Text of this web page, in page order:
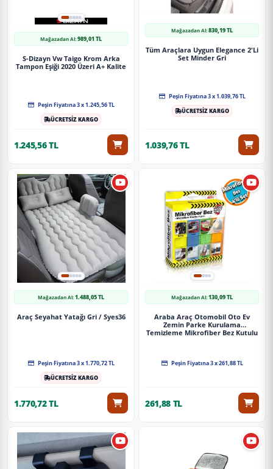
Mağazadan Al:989,01 TL
S-Dizayn Vw Taigo Krom Arka
Tampon Eşiği 2020 Üzeri A+ Kalite
Peşin Fiyatına 3 x 1.245,56 TL
ÜCRETSİZ KARGO
1.245,56 TL
Mağazadan Al:830,19 TL
Tüm Araçlara Uygun Elegance 2'Li
Set Minder Gri
Peşin Fiyatına 3 x 1.039,76 TL
ÜCRETSİZ KARGO
1.039,76 TL
Mağazadan Al:1.488,05 TL
Araç Seyahat Yatağı Gri / Syes36
Peşin Fiyatına 3 x 1.770,72 TL
ÜCRETSİZ KARGO
1.770,72 TL
Mağazadan Al:130,09 TL
Araba Araç Otomobil Oto Ev
Zemin Parke Kurulama
Temizleme Mikrofiber Bez Kutulu
Peşin Fiyatına 3 x 261,88 TL
261,88 TL